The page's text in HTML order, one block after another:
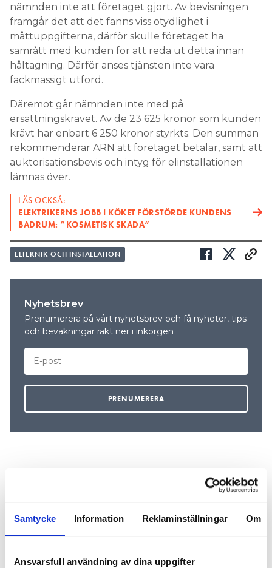
Samtycke Information Reklaminställningar Om
Ansvarsfull användning av dina uppgifter
nämnden inte att företaget gjort. Av bevisningen
framgår det att det fanns viss otydlighet i
måttuppgifterna, därför skulle företaget ha
samrått med kunden för att reda ut detta innan
håltagning. Därför anses tjänsten inte vara
fackmässigt utförd.
Däremot går nämnden inte med på
ersättningskravet. Av de 23 625 kronor som kunden
krävt har enbart 6 250 kronor styrkts. Den summan
rekommenderar ARN att företaget betalar, samt att
auktorisationsbevis och intyg för elinstallationen
lämnas över.
LÄS OCKSÅ:
ELEKTRIKERNS JOBB I KÖKET FÖRSTÖRDE KUNDENS
BADRUM: ”KOSMETISK SKADA”
ELTEKNIK OCH INSTALLATION
Nyhetsbrev
Prenumerera på vårt nyhetsbrev och få nyheter, tips
och bevakningar rakt ner i inkorgen